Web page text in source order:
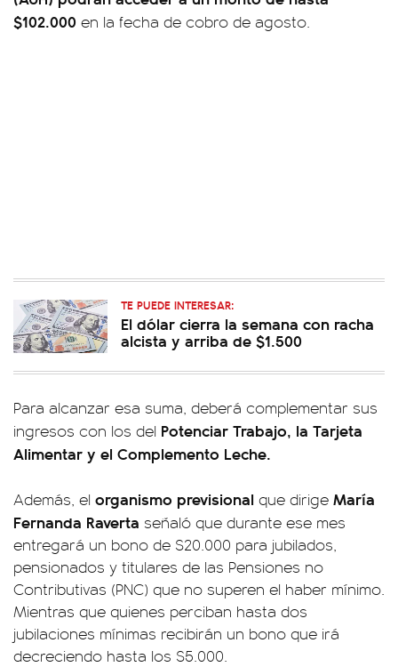
$102.000 en la fecha de cobro de agosto.
TE PUEDE INTERESAR:
El dólar cierra la semana con racha
alcista y arriba de $1.500
Para alcanzar esa suma, deberá complementar sus
ingresos con los del Potenciar Trabajo, la Tarjeta
Alimentar y el Complemento Leche.
Además, el organismo previsional que dirige María
Fernanda Raverta señaló que durante ese mes
entregará un bono de $20.000 para jubilados,
pensionados y titulares de las Pensiones no
Contributivas (PNC) que no superen el haber mínimo.
Mientras que quienes perciban hasta dos
jubilaciones mínimas recibirán un bono que irá
decreciendo hasta los $5.000.